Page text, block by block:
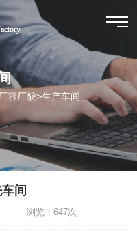
容厂貌>生产车间
间
日 浏览：647次